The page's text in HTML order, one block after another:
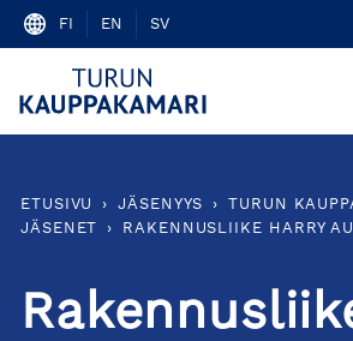
Skip
content
FI EN SV
ETUSIVU › JÄSENYYS ›
TURUN
JÄSENET
› RAKENNUSLIIKE HARRY